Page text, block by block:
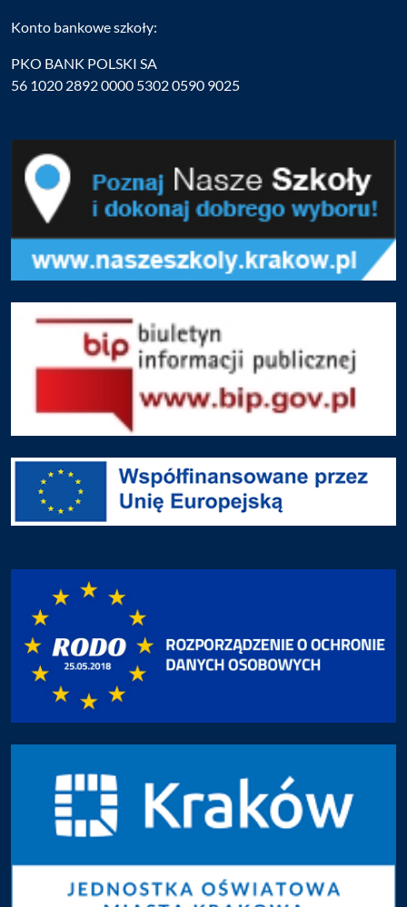
Konto bankowe szkoły:
PKO BANK POLSKI SA
56 1020 2892 0000 5302 0590 9025